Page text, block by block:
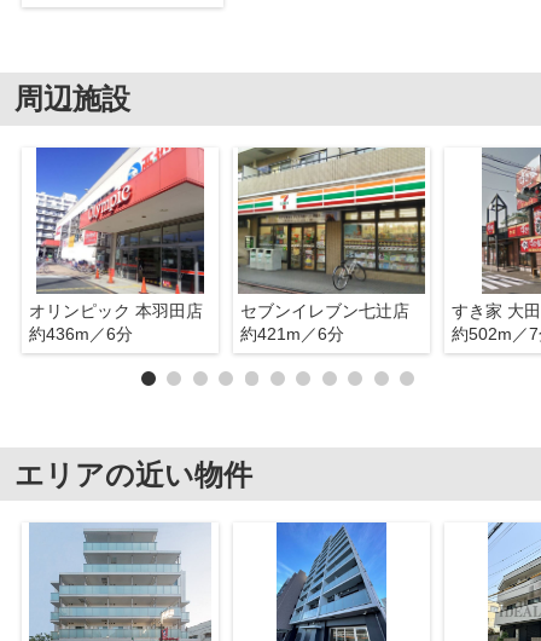
周辺施設
オリンピック 本羽田店
約436m／6分
セブンイレブン七辻店
約421m／6分
すき家 大
約502m／
エリアの近い物件